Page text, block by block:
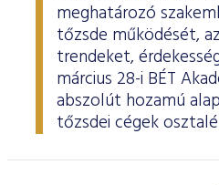
meghatározó
tőzsde működését,
trendeket,
március 28-i BÉT
abszolút hozamú
tőzsdei cégek